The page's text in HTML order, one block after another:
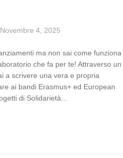
Novembre 4, 2025
ma non sai come funziona
che fa per te! Attraverso un
a scrivere una vera e propria
ai bandi Erasmus+ ed European
di Solidarietà...